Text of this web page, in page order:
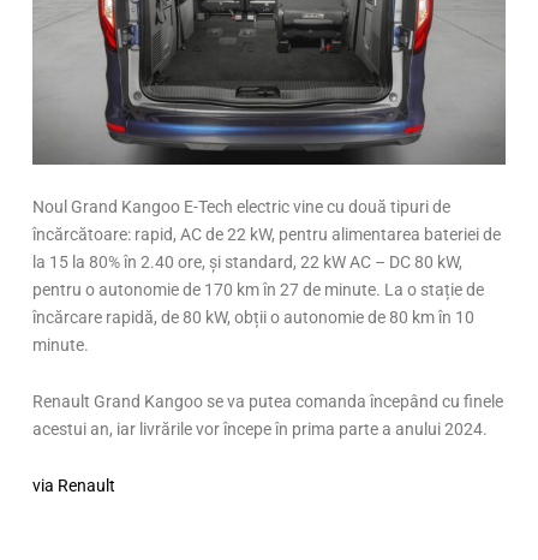
Noul Grand Kangoo E-Tech electric vine cu două tipuri de
încărcătoare: rapid, AC de 22 kW, pentru alimentarea bateriei de
la 15 la 80% în 2.40 ore, și standard, 22 kW AC – DC 80 kW,
pentru o autonomie de 170 km în 27 de minute. La o stație de
încărcare rapidă, de 80 kW, obții o autonomie de 80 km în 10
minute.
Renault Grand Kangoo se va putea comanda începând cu finele
acestui an, iar livrările vor începe în prima parte a anului 2024.
via Renault